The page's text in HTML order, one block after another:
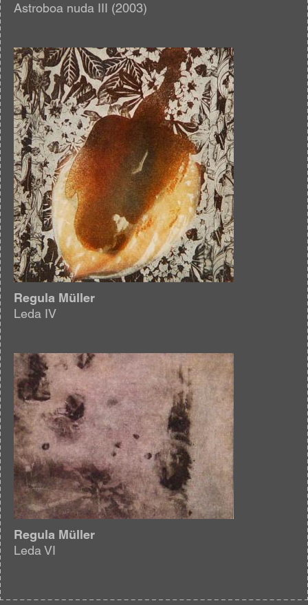
Astroboa nuda III (2003)
Afbeelding
Regula Müller
Leda IV
Afbeelding
Regula Müller
Leda VI